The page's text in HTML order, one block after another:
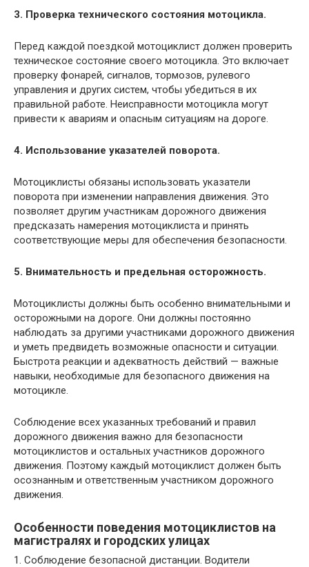
3. Проверка технического состояния мотоцикла.
Перед каждой поездкой мотоциклист должен проверить
техническое состояние своего мотоцикла. Это включает
проверку фонарей, сигналов, тормозов, рулевого
управления и других систем, чтобы убедиться в их
правильной работе. Неисправности мотоцикла могут
привести к авариям и опасным ситуациям на дороге.
4. Использование указателей поворота.
Мотоциклисты обязаны использовать указатели
поворота при изменении направления движения. Это
позволяет другим участникам дорожного движения
предсказать намерения мотоциклиста и принять
соответствующие меры для обеспечения безопасности.
5. Внимательность и предельная осторожность.
Мотоциклисты должны быть особенно внимательными и
осторожными на дороге. Они должны постоянно
наблюдать за другими участниками дорожного движения
и уметь предвидеть возможные опасности и ситуации.
Быстрота реакции и адекватность действий — важные
навыки, необходимые для безопасного движения на
мотоцикле.
Соблюдение всех указанных требований и правил
дорожного движения важно для безопасности
мотоциклистов и остальных участников дорожного
движения. Поэтому каждый мотоциклист должен быть
осознанным и ответственным участником дорожного
движения.
Особенности поведения мотоциклистов на
магистралях и городских улицах
1. Соблюдение безопасной дистанции. Водители